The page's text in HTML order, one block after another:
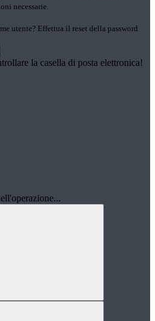
necessarie.
utente? Effettua il reset della password
la casella di posta elettronica!